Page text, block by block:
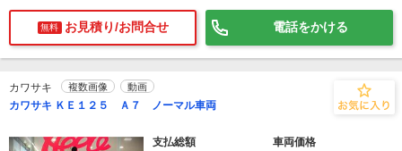
無料 お見積り/お問合せ 電話をかける
カワサキ 複数画像 動画
カワサキ ＫＥ１２５ Ａ７ ノーマル車両
支払総額 車両価格